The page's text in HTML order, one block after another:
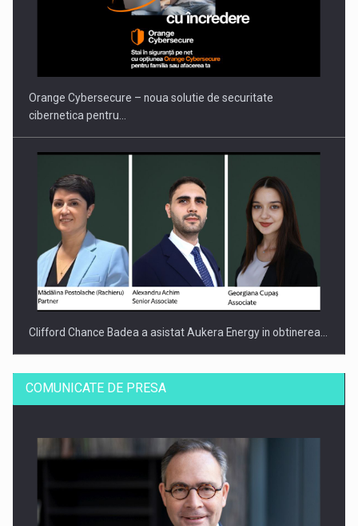
PUTTING ROMANIAN CORPORATE COMPANIES ON THE
INTERNATIONAL BUSINESS SCENE
Orange Cybersecure – noua solutie de securitate
cibernetica pentru…
Clifford Chance Badea a asistat Aukera Energy in obtinerea…
COMUNICATE DE PRESA